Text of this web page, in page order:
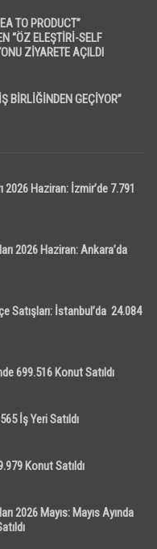
TO PRODUCT”
“ÖZ ELEŞTİRİ-SELF
ZİYARETE AÇILDI
BİRLİĞİNDEN GEÇİYOR”
2026 Haziran: İzmir’de 7.791
2026 Haziran: Ankara’da
Satışları: İstanbul’da 24.084
699.516 Konut Satıldı
İş Yeri Satıldı
Konut Satıldı
2026 Mayıs: Mayıs Ayında